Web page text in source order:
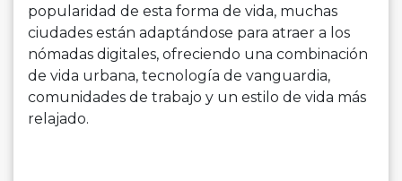
popularidad de esta forma de vida, muchas
ciudades están adaptándose para atraer a los
nómadas digitales, ofreciendo una combinación
de vida urbana, tecnología de vanguardia,
comunidades de trabajo y un estilo de vida más
relajado.